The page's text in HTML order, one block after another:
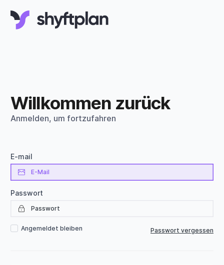
Willkommen zurück
Anmelden, um fortzufahren
E-mail
Passwort
Angemeldet bleiben Passwort vergessen